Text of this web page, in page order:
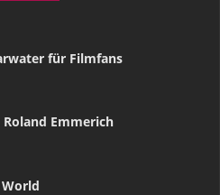
für Filmfans
Roland Emmerich